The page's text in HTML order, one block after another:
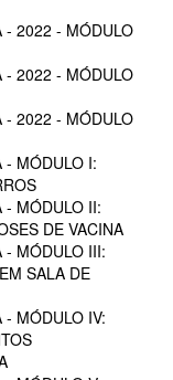
- 2022 - MÓDULO
- 2022 - MÓDULO
- 2022 - MÓDULO
- MÓDULO I:
- MÓDULO II:
DE VACINA
- MÓDULO III:
SALA DE
- MÓDULO IV: